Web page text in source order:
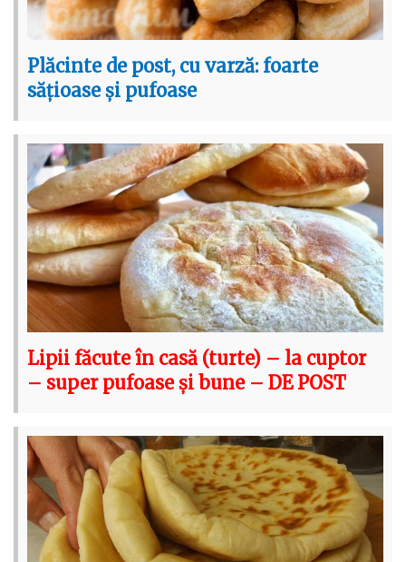
Plăcinte de post, cu varză: foarte
sățioase și pufoase
Lipii făcute în casă (turte) – la cuptor
– super pufoase și bune – DE POST